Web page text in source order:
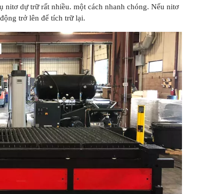
nitơ dự trữ rất nhiều. một cách nhanh chóng. Nếu nitơ
trở lên để tích trữ lại.